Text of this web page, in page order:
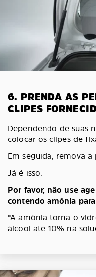
6. PRENDA AS
CLIPES
Dependendo de suas
colocar os clipes de
Em seguida, remova
Já é isso.
Por favor, não use
contendo amônia
*A amônia torna o
álcool até 10% na